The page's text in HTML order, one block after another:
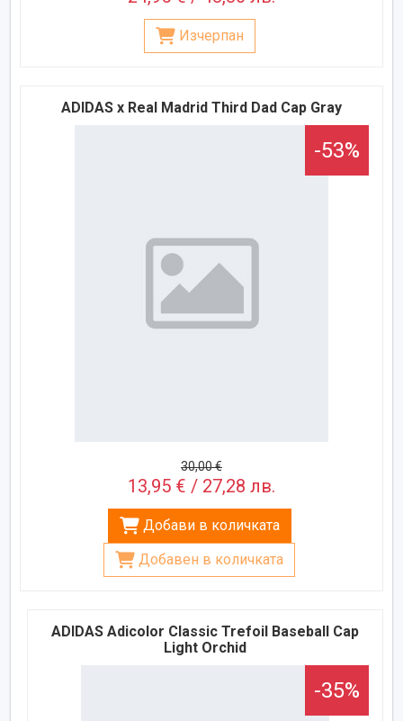
Изчерпан
ADIDAS x Real Madrid Third Dad Cap Gray
-53%
30,00 €
13,95 € / 27,28 лв.
Добави в количката
Добавен в количката
ADIDAS Adicolor Classic Trefoil Baseball Cap
Light Orchid
-35%